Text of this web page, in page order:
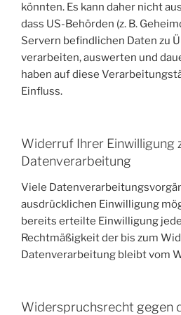
könnten. Es kann daher nicht
dass US-Behörden (z. B.
Servern befindlichen Daten zu
verarbeiten, auswerten und
haben auf diese
Einfluss.
Widerruf Ihrer Einwilligung
Datenverarbeitung
Viele
ausdrücklichen Einwilligung
bereits erteilte Einwilligung
Rechtmäßigkeit der bis zum
Datenverarbeitung bleibt vom
Widerspruchsrecht gegen